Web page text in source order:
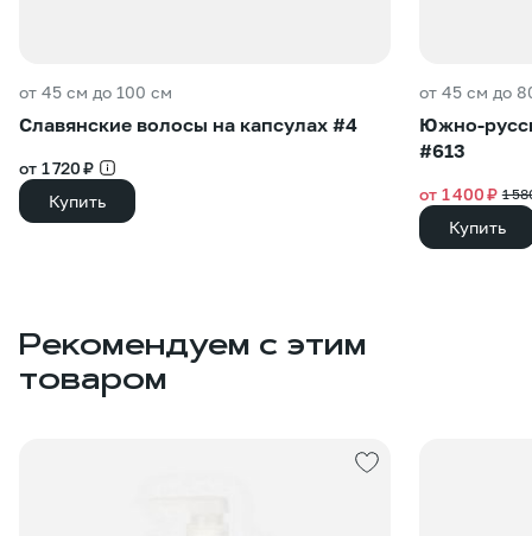
от 45 см до 100 см
Славянские волосы на капсулах #4
от 1 720 ₽
Купить
от 45 см до
Южно-
#613
от 1 400 ₽ 1
Купить
Рекомендуем с этим
товаром